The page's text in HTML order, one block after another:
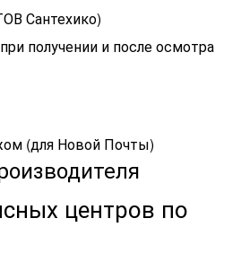
Сантехико)
получении и после осмотра
(для Новой Почты)
центров по